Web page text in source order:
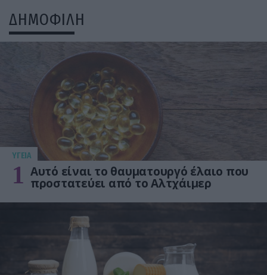
ΔΗΜΟΦΙΛΗ
ΥΓΕΙΑ
1 Αυτό είναι το θαυματουργό έλαιο που
προστατεύει από το Αλτχάιμερ